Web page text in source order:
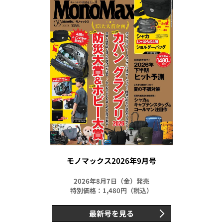
モノマックス2026年9月号
2026年8月7日（金）発売
特別価格：1,480円（税込）
最新号を見る